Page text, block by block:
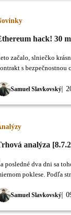
hack! 30
Samuel Slavkovský
začalo, slniečko
s bezpečnostnou
analýza
Samuel Slavkovský
posledné dva dni sa
poklese. Podľa